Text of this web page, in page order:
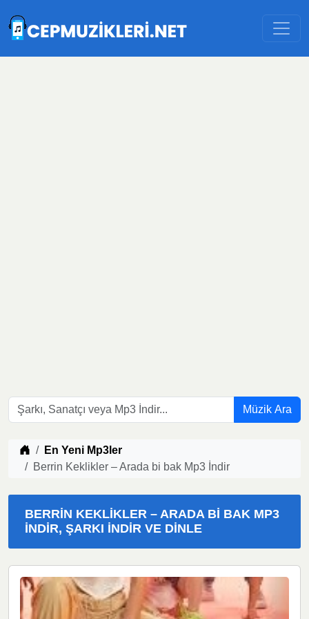
Müzik Ara
Müzik indir
En Yeni Mp3ler
Berrin Keklikler – Arada bi bak Mp3 İndir
BERRIN KEKLIKLER – ARADA BI BAK MP3
İNDIR, ŞARKI İNDIR VE DINLE